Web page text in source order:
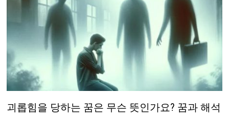
괴롭힘을 당하는 꿈은 무슨 뜻인가요? 꿈과 해석